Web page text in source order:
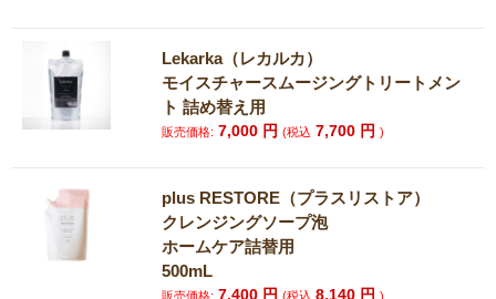
Lekarka（レカルカ）
モイスチャースムージングトリートメン
ト 詰め替え用
販売価格: 7,000 円(税込 7,700 円)
plus RESTORE（プラスリストア）
クレンジングソープ泡
ホームケア詰替用
500mL
販売価格: 7,400 円(税込 8,140 円)